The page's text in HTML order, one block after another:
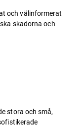
och välinformerat
skadorna och
stora och små,